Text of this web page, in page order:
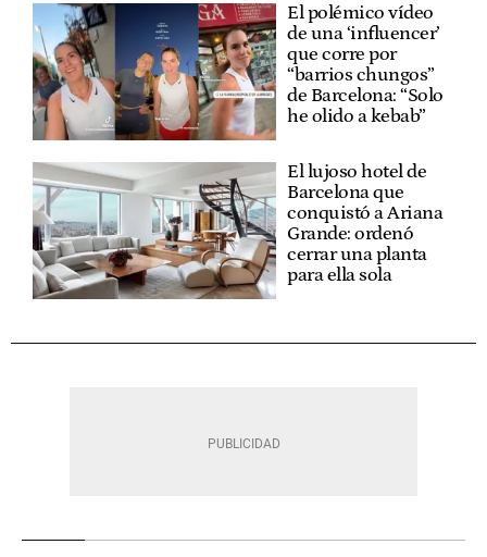
El polémico vídeo
de una ‘influencer’
que corre por
“barrios chungos”
de Barcelona: “Solo
he olido a kebab”
El lujoso hotel de
Barcelona que
conquistó a Ariana
Grande: ordenó
cerrar una planta
para ella sola